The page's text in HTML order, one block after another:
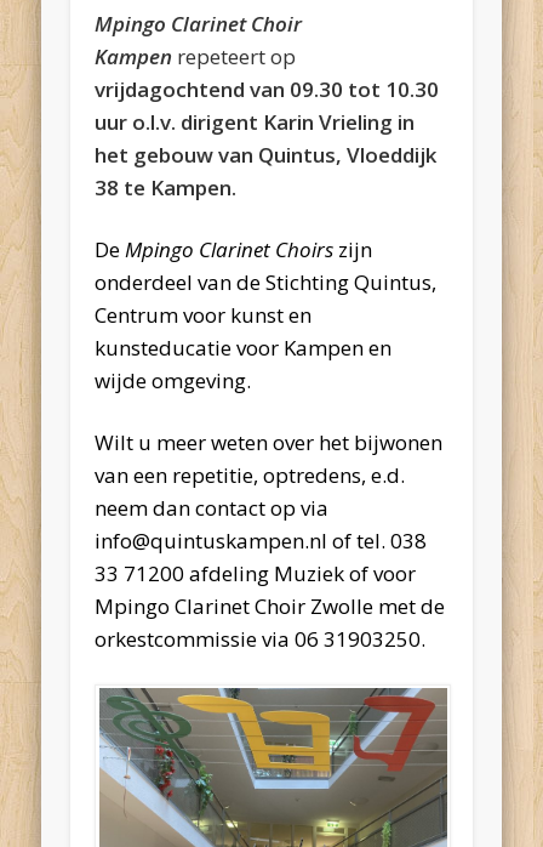
Mpingo Clarinet Choir
Kampen repeteert op
vrijdagochtend van 09.30 tot 10.30
uur o.l.v. dirigent Karin Vrieling in
het gebouw van Quintus, Vloeddijk
38 te Kampen.
DeMpingo Clarinet Choirs zijn
onderdeel van de Stichting Quintus,
Centrum voor kunst en
kunsteducatie voor Kampen en
wijde omgeving.
Wilt u meer weten over het bijwonen
van een repetitie, optredens, e.d.
neem dan contact op via
info@quintuskampen.nl of tel. 038
33 71200 afdeling Muziek of voor
Mpingo Clarinet Choir Zwolle met de
orkestcommissie via 06 31903250.